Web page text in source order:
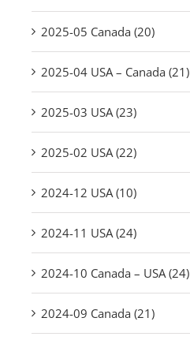
2025-05 Canada (20)
2025-04 USA – Canada (21)
2025-03 USA (23)
2025-02 USA (22)
2024-12 USA (10)
2024-11 USA (24)
2024-10 Canada – USA (24)
2024-09 Canada (21)